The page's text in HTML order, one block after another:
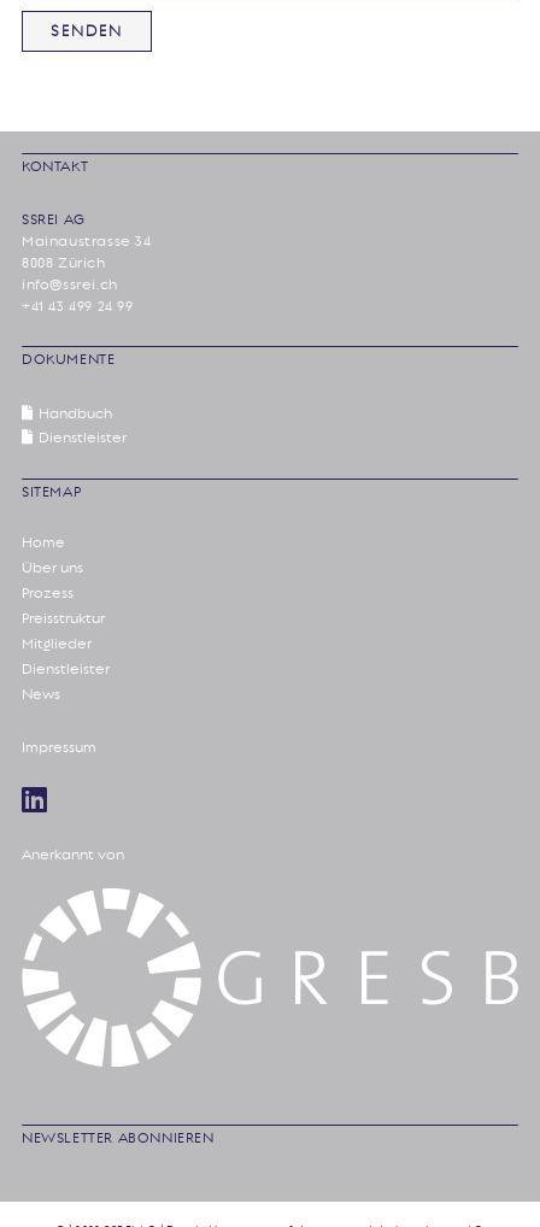
KONTAKT
SSREI AG
Mainaustrasse 34
8008 Zürich
info@ssrei.ch
+41 43 499 24 99
DOKUMENTE
Handbuch
Dienstleister
SITEMAP
Home
Über uns
Prozess
Preisstruktur
Mitglieder
Dienstleister
News
Impressum
Anerkannt von
NEWSLETTER ABONNIEREN